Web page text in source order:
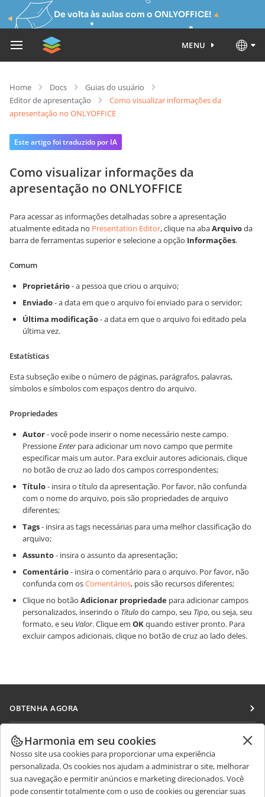
De volta às aulas com o ONLYOFFICE!
MENU
Home Docs
Guias do usuário
Editor de apresentação
Como visualizar informações da
apresentação no ONLYOFFICE
Este artigo foi traduzido por IA
Como visualizar informações da
apresentação no ONLYOFFICE
Para acessar as informações detalhadas sobre a apresentação
atualmente editada no Presentation Editor, clique na abaArquivoda
barra de ferramentas superior e selecione a opção Informações.
Comum
Proprietário- a pessoa que criou o arquivo;
Enviado- a data em que o arquivo foi enviado para o servidor;
Última modificação- a data em que o arquivo foi editado pela
última vez.
Estatísticas
Esta subseção exibe o número de páginas, parágrafos, palavras,
símbolos e símbolos com espaços dentro do arquivo.
Propriedades
Autor- você pode inserir o nome necessário neste campo.
PressioneEnterpara adicionar um novo campo que permite
especificar mais um autor. Para excluir autores adicionais, clique
no botão de cruz ao lado dos campos correspondentes;
Título- insira o título da apresentação. Por favor, não confunda
com o nome do arquivo, pois são propriedades de arquivo
diferentes;
Tags- insira as tags necessárias para uma melhor classificação do
arquivo;
Assunto- insira o assunto da apresentação;
Comentário- insira o comentário para o arquivo. Por favor, não
confunda com osComentários, pois são recursos diferentes;
Clique no botão Adicionar propriedade para adicionar campos
personalizados, inserindo o Títulodo campo, seu Tipo, ou seja, seu
formato, e seu Valor. Clique em OKquando estiver pronto. Para
excluir campos adicionais, clique no botão de cruz ao lado deles.
OBTENHA AGORA
Docs
DocSpace
Workspace
Conectores
COLABORAR
Para colaboradores
Para tradutores
RECEBA NOTÍCIAS
Blog
OBTER AJUDA
Harmonia em seu cookies
Nosso site usa cookies para proporcionar uma experiência
personalizada. Os cookies nos ajudam a administrar o site, melhorar
sua navegação e permitir anúncios e marketing direcionados. Você
pode consentir totalmente com o uso de cookies ou gerenciar suas